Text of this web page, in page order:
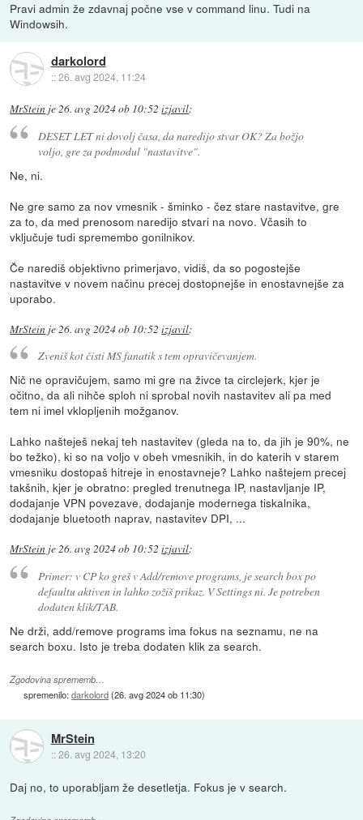
Pravi admin že zdavnaj počne vse v command linu. Tudi na
Windowsih.
darkolord
::26. avg 2024, 11:24
MrStein je26. avg 2024 ob 10:52 izjavil:
DESET LET ni dovolj časa, da naredijo stvar OK? Za božjo
voljo, gre za podmodul "nastavitve".
Ne, ni.
Ne gre samo za nov vmesnik - šminko - čez stare nastavitve, gre
za to, da med prenosom naredijo stvari na novo. Včasih to
vključuje tudi spremembo gonilnikov.
Če narediš objektivno primerjavo, vidiš, da so pogostejše
nastavitve v novem načinu precej dostopnejše in enostavnejše za
uporabo.
MrStein je26. avg 2024 ob 10:52 izjavil:
Zveniš kot čisti MS fanatik s tem opravičevanjem.
Nič ne opravičujem, samo mi gre na živce ta circlejerk, kjer je
očitno, da ali nihče sploh ni sprobal novih nastavitev ali pa med
tem ni imel vklopljenih možganov.
Lahko našteješ nekaj teh nastavitev (gleda na to, da jih je 90%, ne
bo težko), ki so na voljo v obeh vmesnikih, in do katerih v starem
vmesniku dostopaš hitreje in enostavneje? Lahko naštejem precej
takšnih, kjer je obratno: pregled trenutnega IP, nastavljanje IP,
dodajanje VPN povezave, dodajanje modernega tiskalnika,
dodajanje bluetooth naprav, nastavitev DPI, ...
MrStein je26. avg 2024 ob 10:52 izjavil:
Primer: v CP ko greš v Add/remove programs, je search box po
defaultu aktiven in lahko zožiš prikaz. V Settings ni. Je potreben
dodaten klik/TAB.
Ne drži, add/remove programs ima fokus na seznamu, ne na
search boxu. Isto je treba dodaten klik za search.
Zgodovina sprememb…
spremenilo:darkolord(26. avg 2024 ob 11:30)
MrStein
::26. avg 2024, 13:20
Daj no, to uporabljam že desetletja. Fokus je v search.